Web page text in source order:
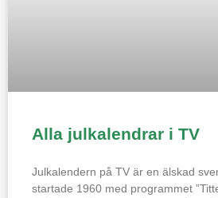
Alla julkalendrar i TV
Julkalendern på TV är en älskad
startade 1960 med programmet